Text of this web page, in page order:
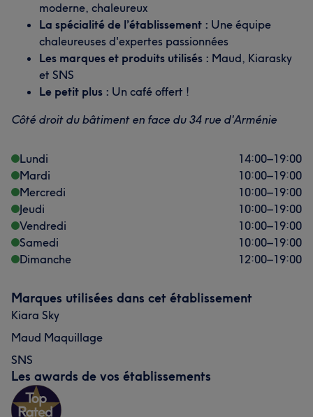
Professionnel/le
Accueillant/e 12
moderne, chaleureux
La spécialité de l’établissement : Une équipe
chaleureuses d'expertes passionnées
Les marques et produits utilisés : Maud, Kiarasky
et SNS
Le petit plus : Un café offert !
Côté droit du bâtiment en face du 34 rue d'Arménie
Lundi 14:00–19:00
Mardi
10:00–19:00
Mercredi
10:00–19:00
Jeudi
10:00–19:00
Vendredi
10:00–19:00
Samedi
10:00–19:00
Dimanche
12:00–19:00
Marques utilisées dans cet établissement
Kiara Sky
Maud Maquillage
SNS
Les awards de vos établissements